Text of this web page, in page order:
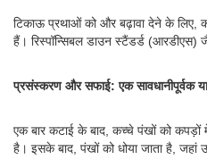
टिकाऊ प्रथाओं को और बढ़ावा देने के लिए,
हैं। रिस्पॉन्सिबल डाउन स्टैंडर्ड (आरडीएस)
प्रसंस्करण और सफाई: एक सावधानीपूर्वक
एक बार कटाई के बाद, कच्चे पंखों को कपड़ों
है। इसके बाद, पंखों को धोया जाता है,